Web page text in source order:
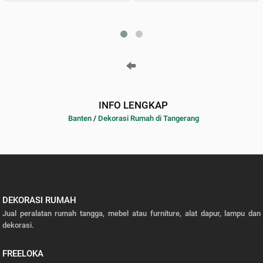
INFO LENGKAP
Banten/ Dekorasi Rumah di Tangerang
DEKORASI RUMAH
Jual peralatan rumah tangga, mebel atau furniture, alat dapur, lampu dan
dekorasi.
FREELOKA